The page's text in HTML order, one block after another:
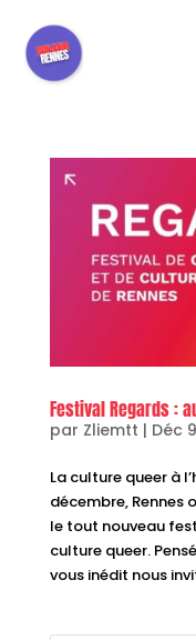
Festival Regards :
par Zliemtt | Déc
La culture queer à
décembre, Rennes
le tout nouveau
culture queer.
vous inédit nous